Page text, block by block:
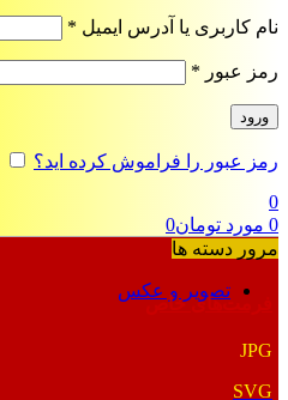
نام کاربری یا آدرس ایمیل *
رمز عبور *
ورود
رمز عبور را فراموش کرده اید؟
0
0 مورد تومان0
مرور دسته ها
تصویر و عکس
فرمت‌های خاص
JPG
SVG